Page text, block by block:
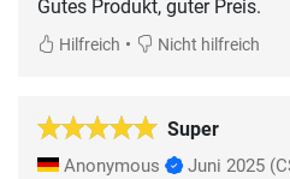
Gutes Produkt, guter Preis.
Hilfreich • Nicht hilfreich
Super
Anonymous Juni 2025